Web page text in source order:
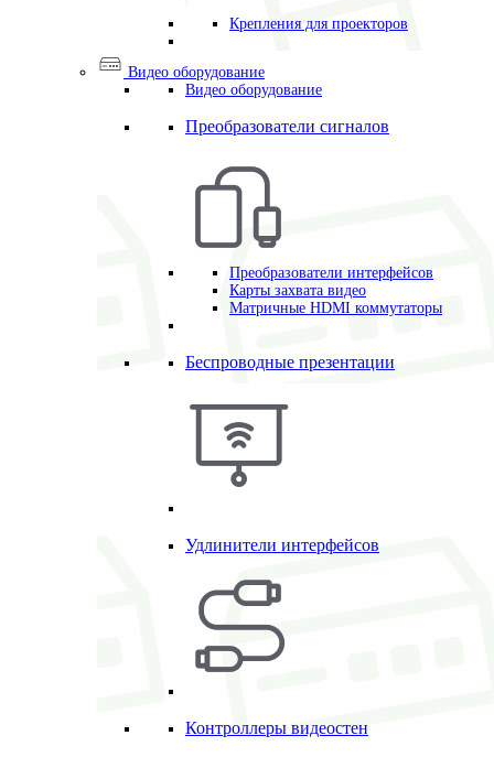
Крепления для проекторов
Видео оборудование
Видео оборудование
Преобразователи сигналов
Преобразователи интерфейсов
Карты захвата видео
Матричные HDMI коммутаторы
Беспроводные презентации
Удлинители интерфейсов
Контроллеры видеостен